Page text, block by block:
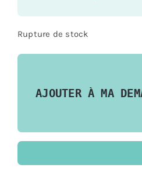
Rupture de stock
AJOUTER À MA